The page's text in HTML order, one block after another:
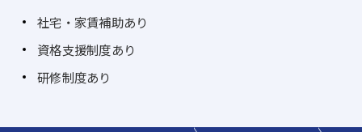
社宅・家賃補助あり
資格支援制度あり
研修制度あり